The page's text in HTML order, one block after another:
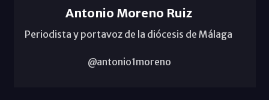
Antonio Moreno Ruiz
Periodista y portavoz de la diócesis de Málaga
@antonio1moreno